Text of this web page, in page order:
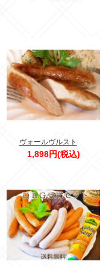
ヴォールヴルスト
1,898円(税込)